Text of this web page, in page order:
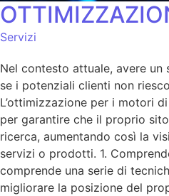
Servizi
Nel contesto attuale, avere
se i potenziali clienti non
L’ottimizzazione per i motori
per garantire che il proprio
ricerca, aumentando così la
servizi o prodotti. 1.
comprende una serie di
migliorare la posizione del